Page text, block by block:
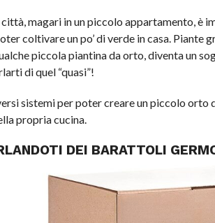
magari in un piccolo appartamento, è
coltivare un po’ di verde in casa. Piante
piccola piantina da orto, diventa un
di quel “quasi”!
sistemi per poter creare un piccolo
propria cucina.
DEI BARATTOLI